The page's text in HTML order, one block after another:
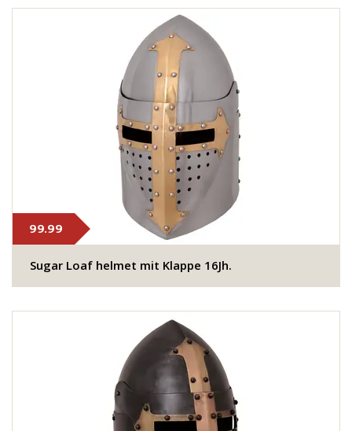
99.99
Sugar Loaf helmet mit Klappe 16Jh.